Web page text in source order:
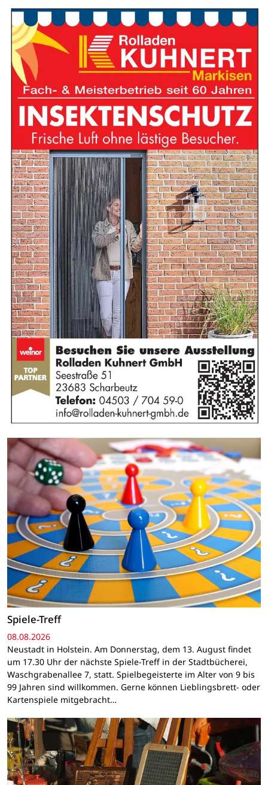
Spiele-Treff
08.08.2026
Neustadt in Holstein. Am Donnerstag, dem 13. August findet
um 17.30 Uhr der nächste Spiele-Treff in der Stadtbücherei,
Waschgrabenallee 7, statt. Spielbegeisterte im Alter von 9 bis
99 Jahren sind willkommen. Gerne können Lieblingsbrett- oder
Kartenspiele mitgebracht…